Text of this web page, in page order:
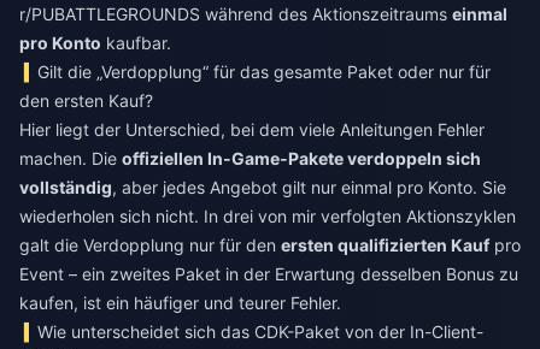
r/PUBATTLEGROUNDS während des Aktionszeitraums einmal
pro Konto kaufbar.
Gilt die „Verdopplung“ für das gesamte Paket oder nur für
den ersten Kauf?
Hier liegt der Unterschied, bei dem viele Anleitungen Fehler
machen. Die offiziellen In-Game-Pakete verdoppeln sich
vollständig, aber jedes Angebot gilt nur einmal pro Konto. Sie
wiederholen sich nicht. In drei von mir verfolgten Aktionszyklen
galt die Verdopplung nur für den ersten qualifizierten Kaufpro
Event – ein zweites Paket in der Erwartung desselben Bonus zu
kaufen, ist ein häufiger und teurer Fehler.
Wie unterscheidet sich das CDK-Paket von der In-Client-